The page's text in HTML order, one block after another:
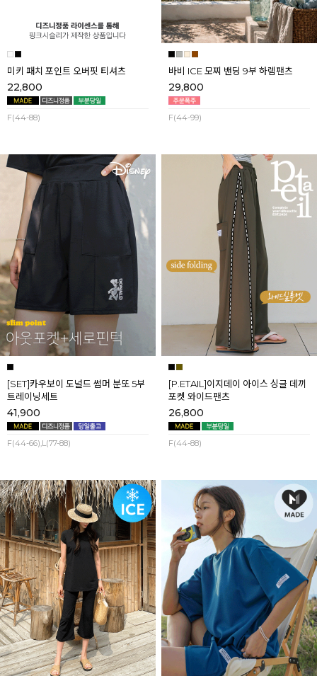
미키 패치 포인트 오버핏 티셔츠
22,800
F(44-88)
바비 ICE 모찌 밴딩 9부 하렘팬츠
29,800
F(44-99)
[SET]카우보이 도널드 썸머 분또 5부
트레이닝세트
41,900
F(44-66),L(77-88)
[P.ETAIL]이지데이 아이스 싱글 데끼
포켓 와이드팬츠
26,800
F(44-88)